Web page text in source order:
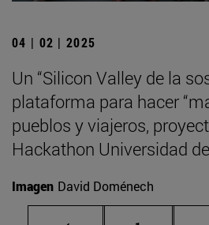
04 | 02 | 2025
Un “Silicon Valley de la
plataforma para hacer
pueblos y viajeros,
Hackathon Universidad
Imagen David Doménech